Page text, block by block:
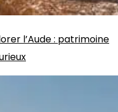
l’Aude : patrimoine